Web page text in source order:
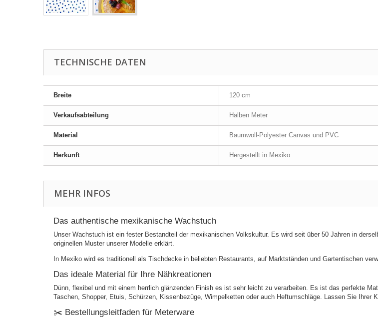
TECHNISCHE DATEN
Breite 120 cm
Verkaufsabteilung Halben Meter
Material Baumwoll-Polyester Canvas und PVC
Herkunft Hergestellt in Mexiko
MEHR INFOS
Das authentische mexikanische Wachstuch
Unser Wachstuch ist ein fester Bestandteil der mexikanischen Volkskultur. Es wird seit über 50 Jahren in
originellen Muster unserer Modelle erklärt.
In Mexiko wird es traditionell als Tischdecke in beliebten Restaurants, auf Marktständen und Gartentischen
Das ideale Material für Ihre Nähkreationen
Dünn, flexibel und mit einem herrlich glänzenden Finish es ist sehr leicht zu verarbeiten. Es ist das perfekte
Taschen, Shopper, Etuis, Schürzen, Kissenbezüge, Wimpelketten oder auch Heftumschläge. Lassen Sie Ihrer
✂️ Bestellungsleitfaden für Meterware